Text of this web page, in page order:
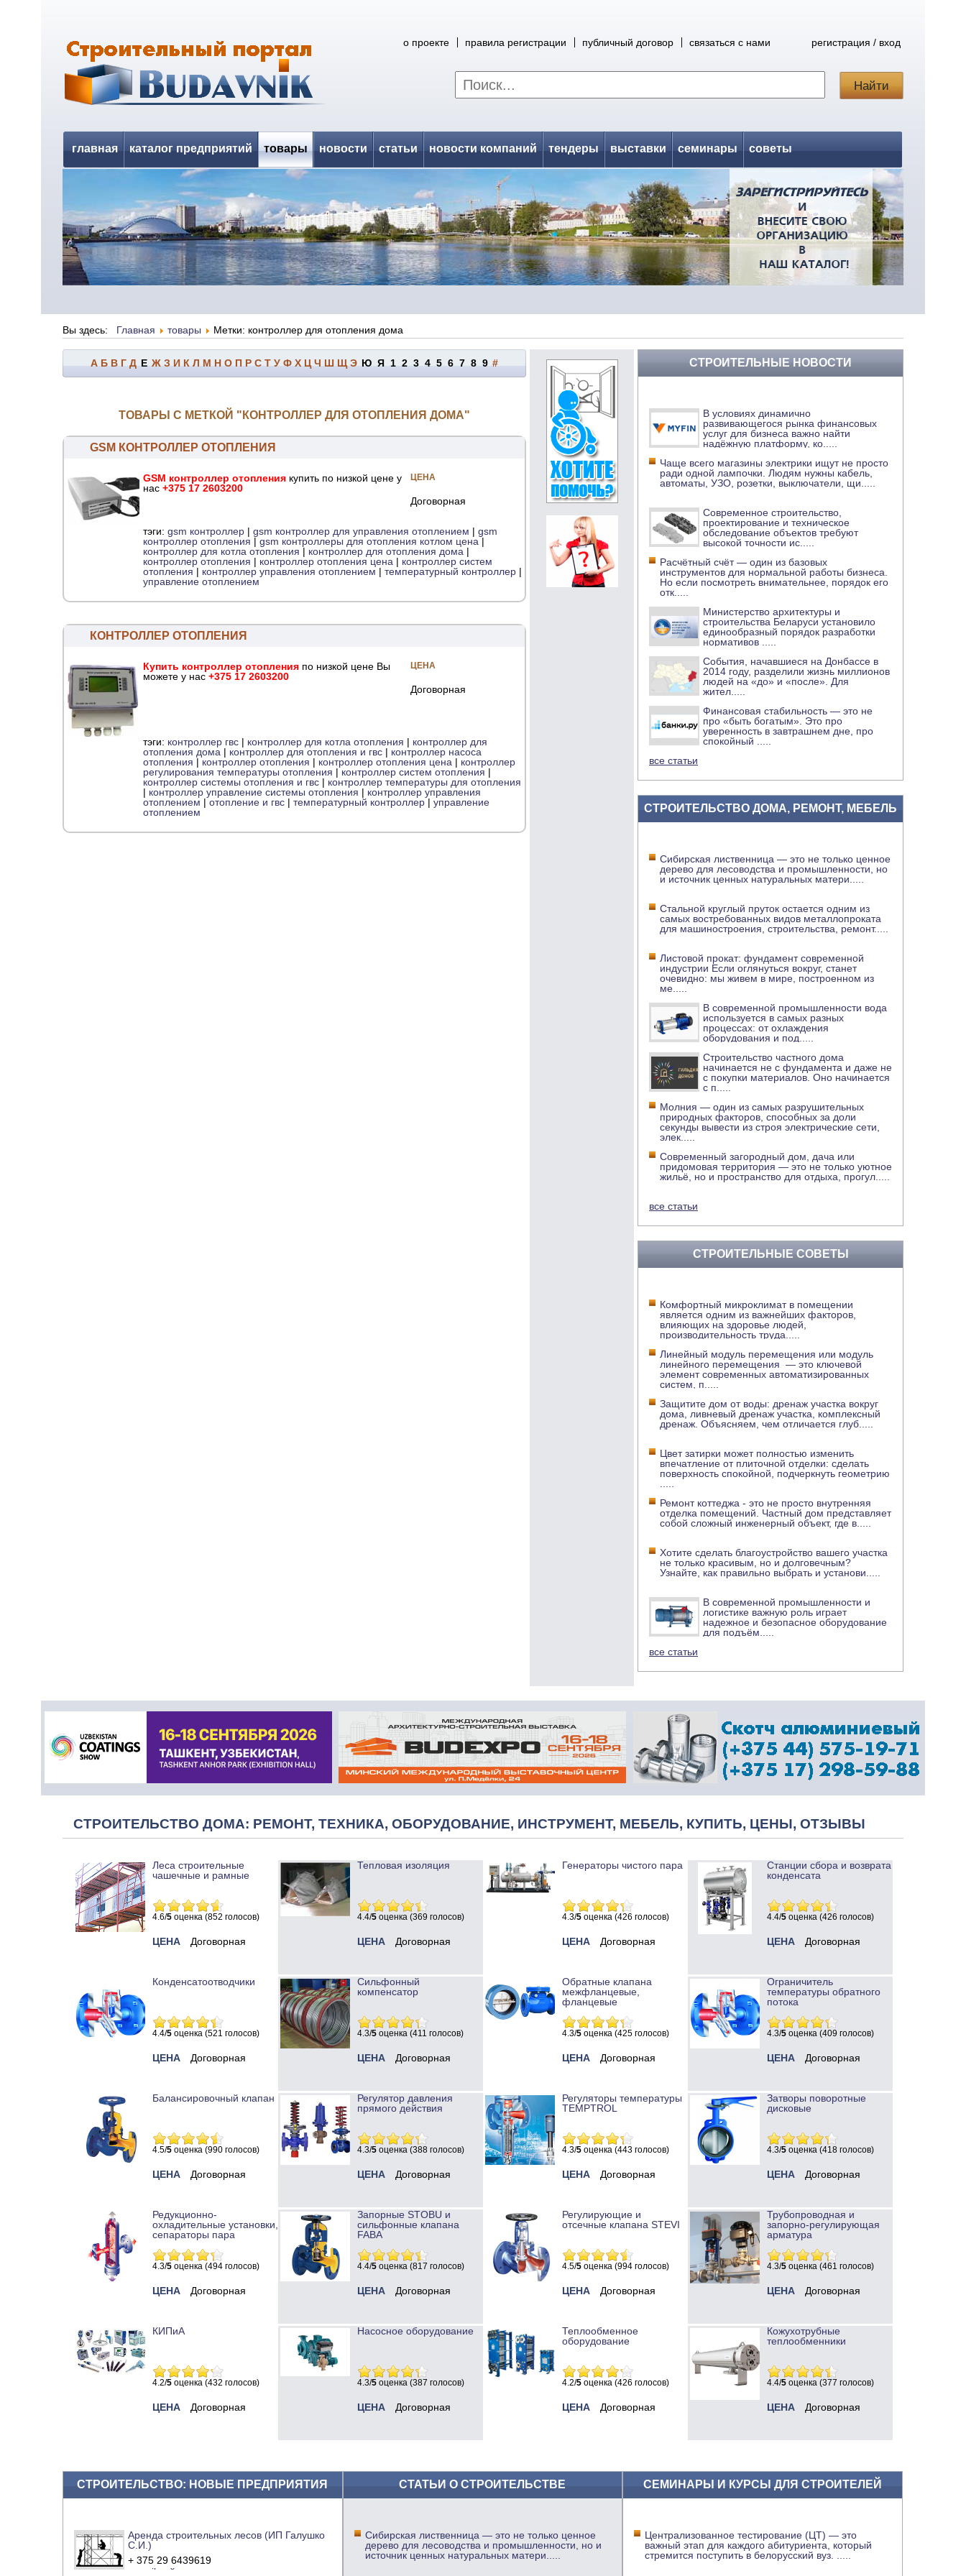
регистрация / вход
о проекте правила регистрации публичный договор связаться с нами
главная каталог предприятий товары новости статьи новости компаний тендеры выставки семинары советы
Вы здесь: Главная товары Метки: контроллер для отопления дома
А Б В Г Д Е Ж З И К Л М Н О П Р С Т У Ф Х Ц Ч Ш Щ Э Ю Я 1 2 3 4 5 6 7 8 9 #
ТОВАРЫ С МЕТКОЙ "КОНТРОЛЛЕР ДЛЯ ОТОПЛЕНИЯ ДОМА"
GSM КОНТРОЛЛЕР ОТОПЛЕНИЯ
GSM контроллер отопления купить по низкой цене у
нас +375 17 2603200
ЦЕНА
Договорная
тэги: gsm контроллер | gsm контроллер для управления отоплением | gsm
контроллер отопления | gsm контроллеры для отопления котлом цена |
контроллер для котла отопления | контроллер для отопления дома |
контроллер отопления | контроллер отопления цена | контроллер систем
отопления | контроллер управления отоплением | температурный контроллер |
управление отоплением
КОНТРОЛЛЕР ОТОПЛЕНИЯ
Купить контроллер отопления по низкой цене Вы
можете у нас +375 17 2603200
ЦЕНА
Договорная
тэги: контроллер гвс | контроллер для котла отопления | контроллер для
отопления дома | контроллер для отопления и гвс | контроллер насоса
отопления | контроллер отопления | контроллер отопления цена | контроллер
регулирования температуры отопления | контроллер систем отопления |
контроллер системы отопления и гвс | контроллер температуры для отопления
| контроллер управление системы отопления | контроллер управления
отоплением | отопление и гвс | температурный контроллер | управление
отоплением
СТРОИТЕЛЬНЫЕ НОВОСТИ
В условиях динамично
развивающегося рынка финансовых
услуг для бизнеса важно найти
надёжную платформу, ко
Чаще всего магазины электрики ищут не просто
ради одной лампочки. Людям нужны кабель,
автоматы, УЗО, розетки, выключатели, щи
Современное строительство,
проектирование и техническое
обследование объектов требуют
высокой точности ис
Расчётный счёт — один из базовых
инструментов для нормальной работы бизнеса.
Но если посмотреть внимательнее, порядок его
отк
Министерство архитектуры и
строительства Беларуси установило
единообразный порядок разработки
нормативов
События, начавшиеся на Донбассе в
2014 году, разделили жизнь миллионов
людей на «до» и «после». Для
жител
Финансовая стабильность — это не
про «быть богатым». Это про
уверенность в завтрашнем дне, про
спокойный
все статьи
СТРОИТЕЛЬСТВО ДОМА, РЕМОНТ, МЕБЕЛЬ
Сибирская лиственница — это не только ценное
дерево для лесоводства и промышленности, но
и источник ценных натуральных матери
Стальной круглый пруток остается одним из
самых востребованных видов металлопроката
для машиностроения, строительства, ремонт.....
Листовой прокат: фундамент современной
индустрии Если оглянуться вокруг, станет
очевидно: мы живем в мире, построенном из
ме
В современной промышленности вода
используется в самых разных
процессах: от охлаждения
оборудования и под
Строительство частного дома
начинается не с фундамента и даже не
с покупки материалов. Оно начинается
с п
Молния — один из самых разрушительных
природных факторов, способных за доли
секунды вывести из строя электрические сети,
элек
Современный загородный дом, дача или
придомовая территория — это не только уютное
жильё, но и пространство для отдыха, прогул
все статьи
СТРОИТЕЛЬНЫЕ СОВЕТЫ
Комфортный микроклимат в помещении
является одним из важнейших факторов,
влияющих на здоровье людей,
производительность труда
Линейный модуль перемещения или модуль
линейного перемещения — это ключевой
элемент современных автоматизированных
систем, п
Защитите дом от воды: дренаж участка вокруг
дома, ливневый дренаж участка, комплексный
дренаж. Объясняем, чем отличается глуб
Цвет затирки может полностью изменить
впечатление от плиточной отделки: сделать
поверхность спокойной, подчеркнуть геометрию
Ремонт коттеджа - это не просто внутренняя
отделка помещений. Частный дом представляет
собой сложный инженерный объект, где в
Хотите сделать благоустройство вашего участка
не только красивым, но и долговечным?
Узнайте, как правильно выбрать и установи
В современной промышленности и
логистике важную роль играет
надежное и безопасное оборудование
для подъём
все статьи
СТРОИТЕЛЬСТВО ДОМА: РЕМОНТ, ТЕХНИКА, ОБОРУДОВАНИЕ, ИНСТРУМЕНТ, МЕБЕЛЬ, КУПИТЬ, ЦЕНЫ, ОТЗЫВЫ
Леса строительные
чашечные и рамные
4.6/5 оценка (852 голосов)
ЦЕНА Договорная
Тепловая изоляция
4.4/5 оценка (369 голосов)
ЦЕНА Договорная
Генераторы чистого пара
4.3/5 оценка (426 голосов)
ЦЕНА Договорная
Станции сбора и возврата
конденсата
4.4/5 оценка (426 голосов)
ЦЕНА Договорная
Конденсатоотводчики
4.4/5 оценка (521 голосов)
ЦЕНА Договорная
Сильфонный
компенсатор
4.3/5 оценка (411 голосов)
ЦЕНА Договорная
Обратные клапана
межфланцевые,
фланцевые
4.3/5 оценка (425 голосов)
ЦЕНА Договорная
Ограничитель
температуры обратного
потока
4.3/5 оценка (409 голосов)
ЦЕНА Договорная
Балансировочный клапан
4.5/5 оценка (990 голосов)
ЦЕНА Договорная
Регулятор давления
прямого действия
4.3/5 оценка (388 голосов)
ЦЕНА Договорная
Регуляторы температуры
TEMPTROL
4.3/5 оценка (443 голосов)
ЦЕНА Договорная
Затворы поворотные
дисковые
4.3/5 оценка (418 голосов)
ЦЕНА Договорная
Редукционно-
охладительные установки,
сепараторы пара
4.3/5 оценка (494 голосов)
ЦЕНА Договорная
Запорные STOBU и
сильфонные клапана
FABA
4.4/5 оценка (817 голосов)
ЦЕНА Договорная
Регулирующие и
отсечные клапана STEVI
4.5/5 оценка (994 голосов)
ЦЕНА Договорная
Трубопроводная и
запорно-регулирующая
арматура
4.3/5 оценка (461 голосов)
ЦЕНА Договорная
КИПиА
4.2/5 оценка (432 голосов)
ЦЕНА Договорная
Насосное оборудование
4.3/5 оценка (387 голосов)
ЦЕНА Договорная
Теплообменное
оборудование
4.2/5 оценка (426 голосов)
ЦЕНА Договорная
Кожухотрубные
теплообменники
4.4/5 оценка (377 голосов)
ЦЕНА Договорная
СТРОИТЕЛЬСТВО: НОВЫЕ ПРЕДПРИЯТИЯ
Аренда строительных лесов (ИП Галушко
С.И.)
+ 375 29 6439619
e-mail
сайт компании
СТАТЬИ О СТРОИТЕЛЬСТВЕ
Сибирская лиственница — это не только ценное
дерево для лесоводства и промышленности, но и
источник ценных натуральных матери
СЕМИНАРЫ И КУРСЫ ДЛЯ СТРОИТЕЛЕЙ
Централизованное тестирование (ЦТ) — это
важный этап для каждого абитуриента, который
стремится поступить в белорусский вуз.